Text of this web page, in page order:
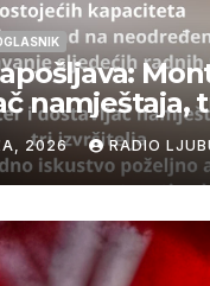
namještaja,
2026 RADIO